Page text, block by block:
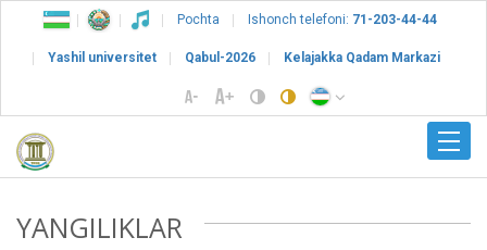
Pochta Ishonch telefoni: 71-203-44-44
Yashil universitet Qabul-2026 Kelajakka Qadam Markazi
YANGILIKLAR